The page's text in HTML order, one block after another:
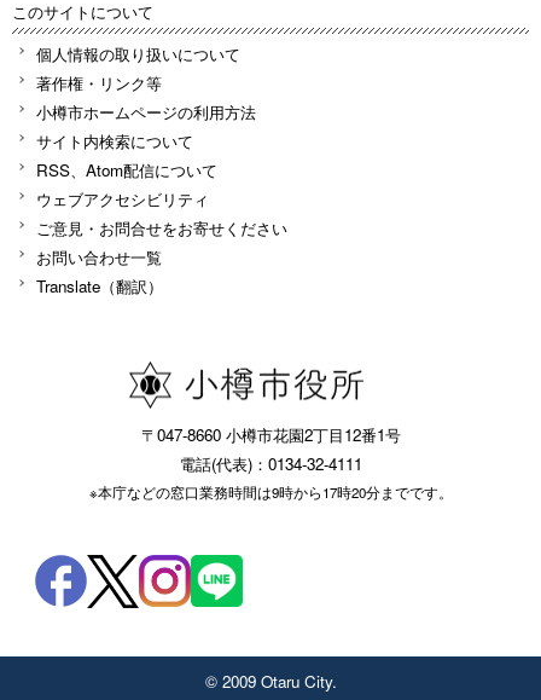
このサイトについて
個人情報の取り扱いについて
著作権・リンク等
小樽市ホームページの利用方法
サイト内検索について
RSS、Atom配信について
ウェブアクセシビリティ
ご意見・お問合せをお寄せください
お問い合わせ一覧
Translate（翻訳）
〒047-8660 小樽市花園2丁目12番1号
電話(代表)：0134-32-4111
※本庁などの窓口業務時間は9時から17時20分までです。
© 2009 Otaru City.